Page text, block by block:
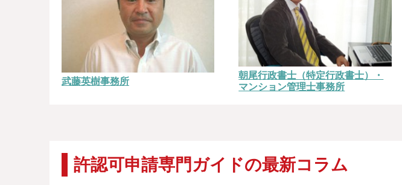
武藤英樹事務所
朝尾行政書士（特定行政書士）・
マンション管理士事務所
許認可申請専門ガイドの最新コラム